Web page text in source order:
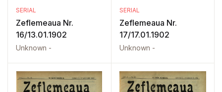
SERIAL
Zeflemeaua Nr.
16/13.01.1902
Unknown -
SERIAL
Zeflemeaua Nr.
17/17.01.1902
Unknown -